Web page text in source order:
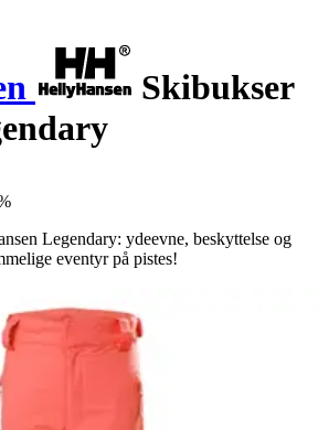
Skibukser
Legendary: ydeevne, beskyttelse og
eventyr på pistes!